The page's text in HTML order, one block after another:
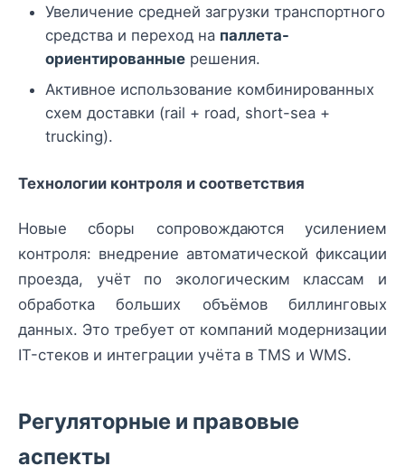
Увеличение средней загрузки транспортного
средства и переход на паллета-
ориентированные решения.
Активное использование комбинированных
схем доставки (rail + road, short-sea +
trucking).
Технологии контроля и соответствия
Новые сборы сопровождаются усилением
контроля: внедрение автоматической фиксации
проезда, учёт по экологическим классам и
обработка больших объёмов биллинговых
данных. Это требует от компаний модернизации
IT-стеков и интеграции учёта в TMS и WMS.
Регуляторные и правовые
аспекты